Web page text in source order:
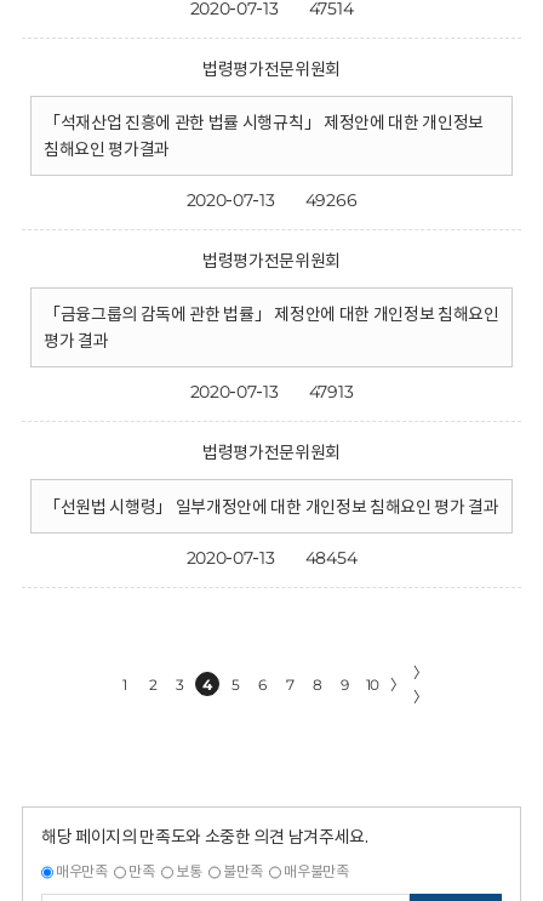
2020-07-13 47514
법령평가전문위원회
「석재산업 진흥에 관한 법률 시행규칙」 제정안에 대한 개인정보
침해요인 평가결과
2020-07-13 49266
법령평가전문위원회
「금융그룹의 감독에 관한 법률」 제정안에 대한 개인정보 침해요인
평가 결과
2020-07-13 47913
법령평가전문위원회
「선원법 시행령」 일부개정안에 대한 개인정보 침해요인 평가 결과
2020-07-13 48454
1 2 3 4 5 6 7 8 9 10 〉
〉
〉
해당 페이지의 만족도와 소중한 의견 남겨주세요.
매우만족 만족 보통 불만족 매우불만족